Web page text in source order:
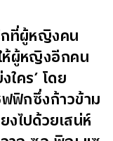
กที่ผู้หญิงคน
ห้ผู้หญิงอีกคน
ใคร’ โดย
ฟฟิกซึ่งก้าวข้าม
งไปด้วยเสน่ห์